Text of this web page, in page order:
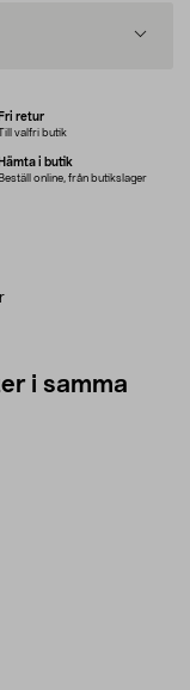
Fri retur
valfri butik
Hämta i butik
Beställ online, från butikslager
i samma